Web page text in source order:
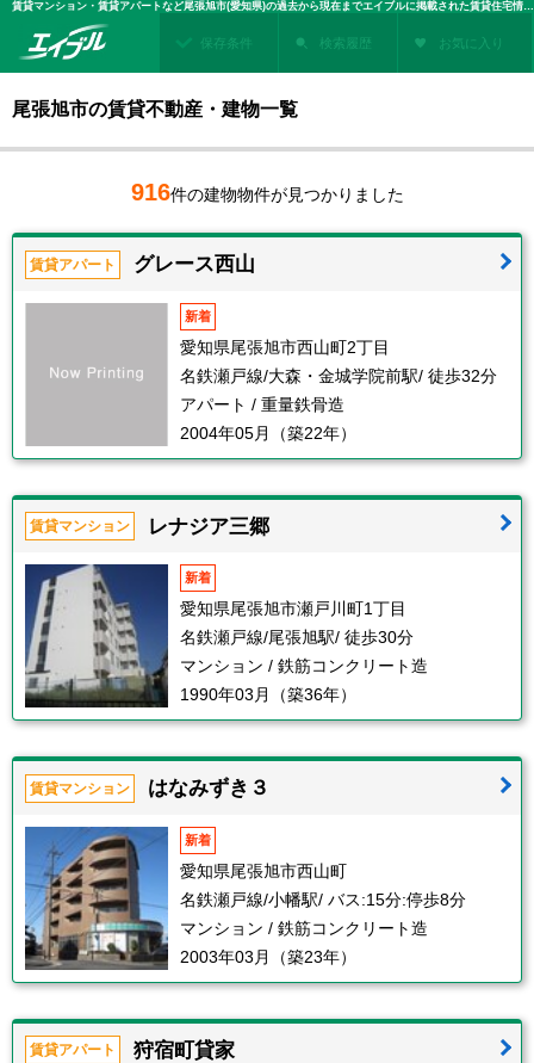
賃貸マンション・賃貸アパートなど尾張旭市(愛知県)の過去から現在までエイブルに掲載された賃貸住宅情報・建物情報を検索！不動産賃貸を探すなら、お部屋探しのエイブル
保存条件 検索履歴 お気に入り
尾張旭市の賃貸不動産・建物一覧
916件の建物物件が見つかりました
賃貸アパート グレース西山
新着
愛知県尾張旭市西山町2丁目
名鉄瀬戸線/大森・金城学院前駅/ 徒歩32分
アパート / 重量鉄骨造
2004年05月（築22年）
賃貸マンション レナジア三郷
新着
愛知県尾張旭市瀬戸川町1丁目
名鉄瀬戸線/尾張旭駅/ 徒歩30分
マンション / 鉄筋コンクリート造
1990年03月（築36年）
賃貸マンション はなみずき３
新着
愛知県尾張旭市西山町
名鉄瀬戸線/小幡駅/ バス:15分:停歩8分
マンション / 鉄筋コンクリート造
2003年03月（築23年）
賃貸アパート 狩宿町貸家